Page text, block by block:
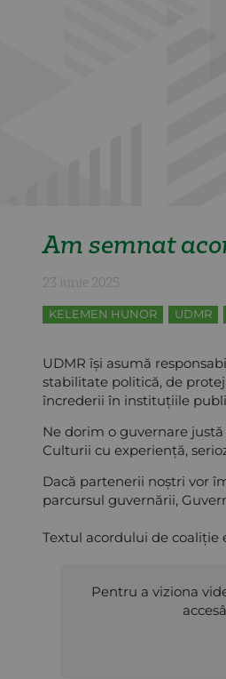
Am semnat
23 iunie 2025
KELEMEN HUNOR UDMR
UDMR își asumă
stabilitate politică, de
încrederii în instituțiile
Ne dorim o guvernare
Culturii cu experiență,
Dacă partenerii noștri vor
parcursul guvernării,
Textul acordului de coaliție
Pentru a viziona